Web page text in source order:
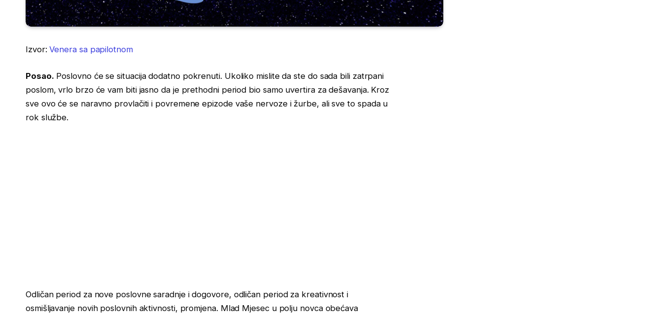
Izvor:Venera sa papilotnom
Posao. Poslovno će se situacija dodatno pokrenuti. Ukoliko mislite da ste do sada bili zatrpani
poslom, vrlo brzo će vam biti jasno da je prethodni period bio samo uvertira za dešavanja. Kroz
sve ovo će se naravno provlačiti i povremene epizode vaše nervoze i žurbe, ali sve to spada u
rok službe.
Odličan period za nove poslovne saradnje i dogovore, odličan period za kreativnost i
osmišljavanje novih poslovnih aktivnosti, promjena. Mlad Mjesec u polju novca obećava